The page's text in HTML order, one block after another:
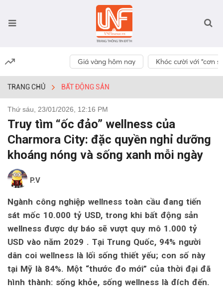
Giá vàng hôm nay Khóc cười với “cơn
TRANG CHỦ BẤT ĐỘNG SẢN
Thứ sáu, 23/01/2026, 12:16 PM
Truy tìm “ốc đảo” wellness của
Charmora City: đặc quyền nghỉ dưỡng
khoáng nóng và sống xanh mỗi ngày
P.V
Ngành công nghiệp wellness toàn cầu đang tiến
sát mốc 10.000 tỷ USD, trong khi bất động sản
wellness được dự báo sẽ vượt quy mô 1.000 tỷ
USD vào năm 2029 . Tại Trung Quốc, 94% người
dân coi wellness là lối sống thiết yếu; con số này
tại Mỹ là 84%. Một “thước đo mới” của thời đại đã
hình thành: sống khỏe, sống wellness là đích đến.